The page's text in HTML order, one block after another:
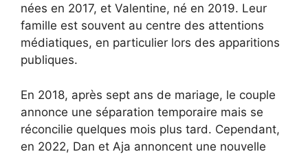
nées en 2017, et Valentine, né en 2019. Leur
famille est souvent au centre des attentions
médiatiques, en particulier lors des apparitions
publiques.
En 2018, après sept ans de mariage, le couple
annonce une séparation temporaire mais se
réconcilie quelques mois plus tard. Cependant,
en 2022, Dan et Aja annoncent une nouvelle